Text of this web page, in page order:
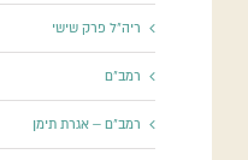
ריה"ל פרק שישי
רמב"ם
רמב"ם – אגרת תימן